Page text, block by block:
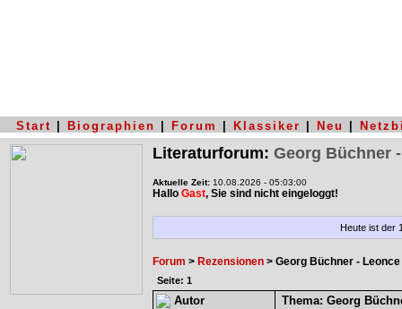
Start Biographien Forum Klassiker Neu
Literaturforum: Georg Büchner
Aktuelle Zeit: 10.08.2026 - 05:03:00
Hallo Gast, Sie sind nicht eingeloggt!
Heute ist der
Forum > Rezensionen > Georg Büchner -
Seite: 1
Autor Thema: Georg